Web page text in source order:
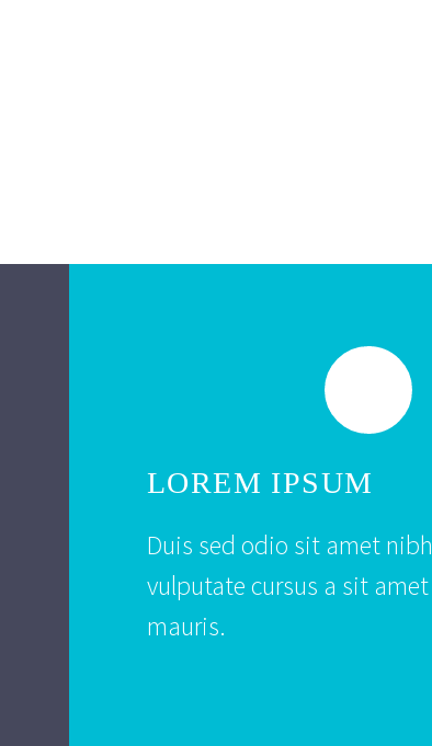
LOREM IPSUM
Duis sed odio sit amet nibh
vulputate cursus a sit amet
mauris.